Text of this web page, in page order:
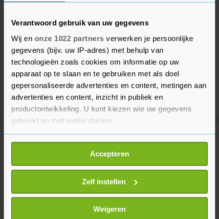
Verantwoord gebruik van uw gegevens
Wij en onze 1022 partners verwerken je persoonlijke
gegevens (bijv. uw IP-adres) met behulp van
technologieën zoals cookies om informatie op uw
apparaat op te slaan en te gebruiken met als doel
gepersonaliseerde advertenties en content, metingen aan
advertenties en content, inzicht in publiek en
productontwikkeling. U kunt kiezen wie uw gegevens
gebruikt en met welke doelen.
Als u het toestaat, willen we ook graag:
Informatie verzamelen over uw geografische
locatie, die tot een paar meter nauwkeurig kan zijn
Uw apparaat identificeren door het actief te
scannen op specifieke eigenschappen (fingerprinting)
Lees meer over hoe uw persoonlijke gegevens worden
Accepteren
Zelf instellen
Weigeren
Meer uit Sport
Wielrenner Lemmen voelde 'overal
pijn' na val voor winst in Polen
27 minuten geleden